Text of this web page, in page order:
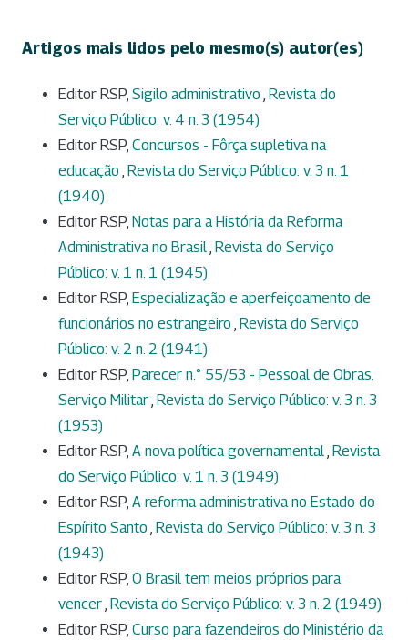
Artigos mais lidos pelo mesmo(s) autor(es)
Editor RSP, Sigilo administrativo , Revista do
Serviço Público: v. 4 n. 3 (1954)
Editor RSP, Concursos - Fôrça supletiva na
educação , Revista do Serviço Público: v. 3 n. 1
(1940)
Editor RSP, Notas para a História da Reforma
Administrativa no Brasil, Revista do Serviço
Público: v. 1 n. 1 (1945)
Editor RSP, Especialização e aperfeiçoamento de
funcionários no estrangeiro , Revista do Serviço
Público: v. 2 n. 2 (1941)
Editor RSP, Parecer n.° 55/53 - Pessoal de Obras.
Serviço Militar, Revista do Serviço Público: v. 3 n. 3
(1953)
Editor RSP, A nova política governamental, Revista
do Serviço Público: v. 1 n. 3 (1949)
Editor RSP, A reforma administrativa no Estado do
Espírito Santo , Revista do Serviço Público: v. 3 n. 3
(1943)
Editor RSP, O Brasil tem meios próprios para
vencer, Revista do Serviço Público: v. 3 n. 2 (1949)
Editor RSP, Curso para fazendeiros do Ministério da